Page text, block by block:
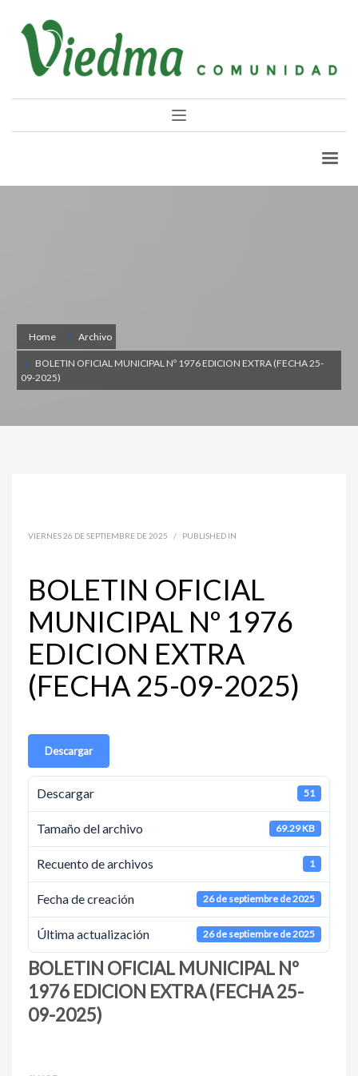
Home Archivo
BOLETIN OFICIAL MUNICIPAL Nº 1976 EDICION EXTRA (FECHA 25-
09-2025)
VIERNES 26 DE SEPTIEMBRE DE 2025 / PUBLISHED IN
BOLETIN OFICIAL
MUNICIPAL Nº 1976
EDICION EXTRA
(FECHA 25-09-2025)
Descargar
Descargar 51
Tamaño del archivo 69.29 KB
Recuento de archivos 1
Fecha de creación 26 de septiembre de 2025
Última actualización 26 de septiembre de 2025
BOLETIN OFICIAL MUNICIPAL Nº
1976 EDICION EXTRA (FECHA 25-
09-2025)